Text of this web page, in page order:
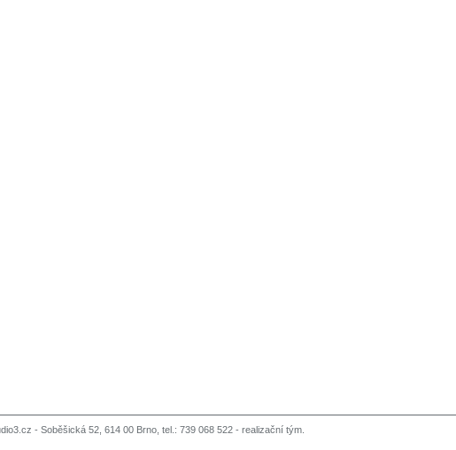
- Soběšická 52, 614 00 Brno, tel.: 739 068 522 - realizační tým.